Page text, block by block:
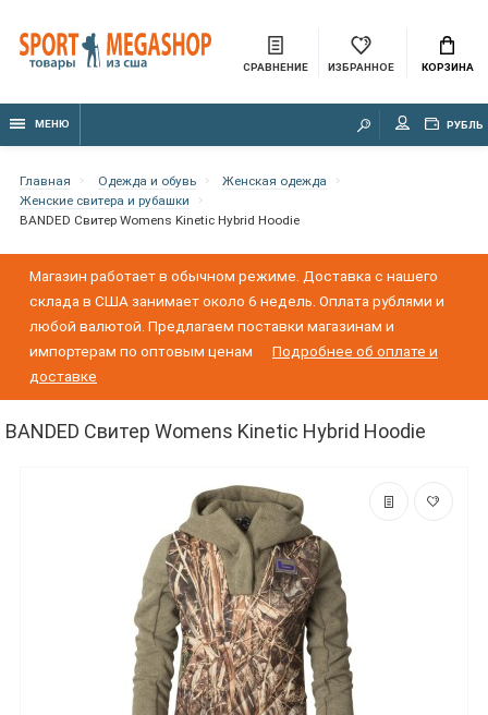
СРАВНЕНИЕ ИЗБРАННОЕ КОРЗИНА
МЕНЮ РУБЛЬ
Главная Одежда и обувь
Женская одежда
Женские свитера и рубашки
BANDED Свитер Womens Kinetic Hybrid Hoodie
Магазин работает в обычном режиме. Доставка с нашего
склада в США занимает около 6 недель. Оплата рублями и
любой валютой. Предлагаем поставки магазинам и
импортерам по оптовым ценам
Подробнее об оплате и
доставке
BANDED Свитер Womens Kinetic Hybrid Hoodie